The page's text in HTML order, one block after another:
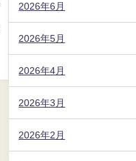
2026年6月
2026年5月
2026年4月
2026年3月
2026年2月